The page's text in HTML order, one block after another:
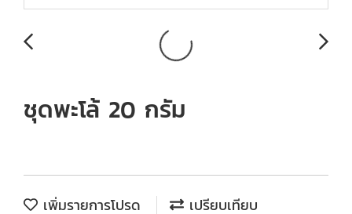
ชุดพะโล้ 20 กรัม
เพิ่มรายการโปรด เปรียบเทียบ